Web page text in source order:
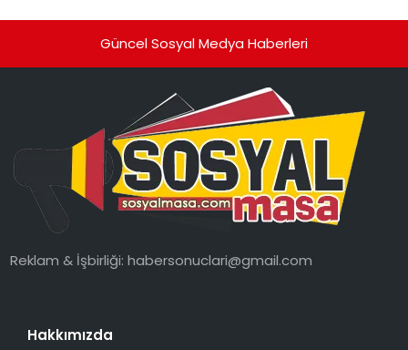
Güncel Sosyal Medya Haberleri
Reklam & İşbirliği:habersonuclari@gmail.com
Hakkımızda